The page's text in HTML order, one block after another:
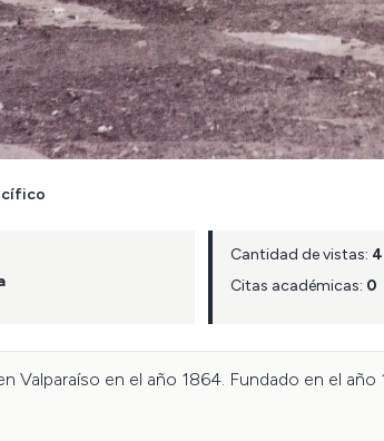
Cantidad de vistas:
Citas académicas: 0
Valparaíso en el año 1864. Fundado en el